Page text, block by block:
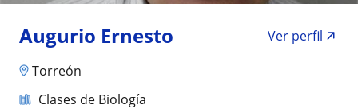
Augurio Ernesto
Ver perfil
Torreón
Clases de Biología